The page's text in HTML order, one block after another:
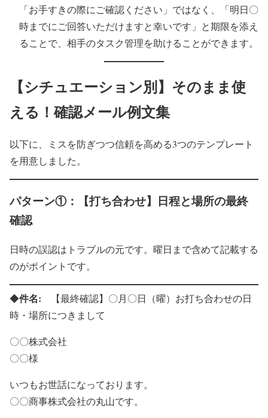
「お手すきの際にご確認ください」ではなく、「明日〇
時までにご回答いただけますと幸いです」と期限を添え
ることで、相手のタスク管理を助けることができます。
【シチュエーション別】そのまま使
える！確認メール例文集
以下に、ミスを防ぎつつ信頼を高める3つのテンプレート
を用意しました。
パターン①：【打ち合わせ】日程と場所の最終
確認
日時の誤認はトラブルの元です。曜日まで含めて記載する
のがポイントです。
◆件名:
【最終確認】〇月〇日（曜）お打ち合わせの日
時・場所につきまして
〇〇株式会社
〇〇様
いつもお世話になっております。
〇〇商事株式会社の丸山です。